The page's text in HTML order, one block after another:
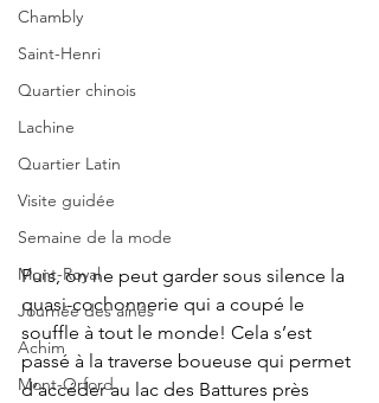
Chambly
Saint-Henri
Quartier chinois
Lachine
Quartier Latin
Visite guidée
Semaine de la mode
Mont-Royal
Journée des ainés
Achim
Mont-Orford
Puis, on ne peut garder sous silence la
quasi-cochonnerie qui a coupé le
souffle à tout le monde! Cela s’est
passé à la traverse boueuse qui permet
d’accéder au lac des Battures près